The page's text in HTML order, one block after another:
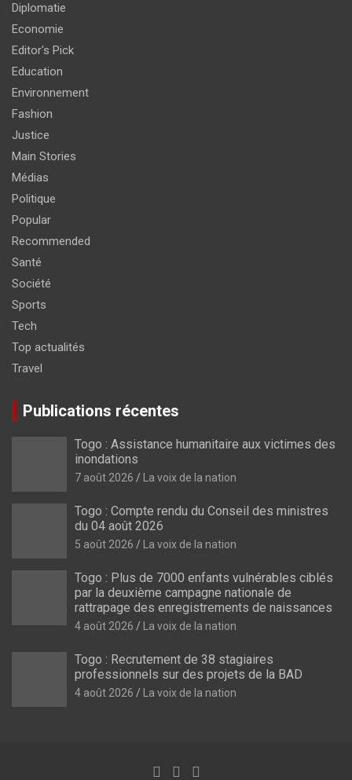
Diplomatie
Economie
Editor's Pick
Education
Environnement
Fashion
Justice
Main Stories
Médias
Politique
Popular
Recommended
Santé
Société
Sports
Tech
Top actualités
Travel
Publications récentes
Togo : Assistance humanitaire aux victimes des
inondations
7 août 2026 La voix de la nation
Togo : Compte rendu du Conseil des ministres
du 04 août 2026
5 août 2026 La voix de la nation
Togo : Plus de 7000 enfants vulnérables ciblés
par la deuxième campagne nationale de
rattrapage des enregistrements de naissances
4 août 2026 La voix de la nation
Togo : Recrutement de 38 stagiaires
professionnels sur des projets de la BAD
4 août 2026 La voix de la nation